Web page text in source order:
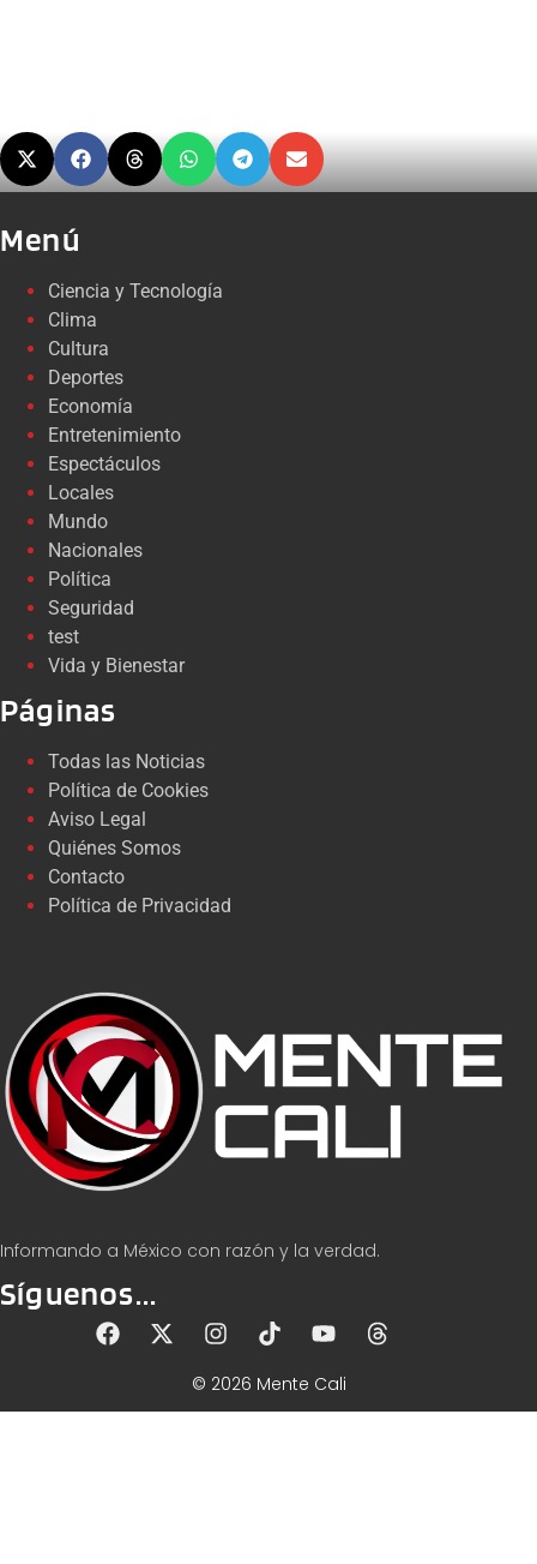
Informando a México con razón y la verdad.
Síguenos...
Menú
Ciencia y Tecnología
Clima
Cultura
Deportes
Economía
Entretenimiento
Espectáculos
Locales
Mundo
Nacionales
Política
Seguridad
test
Vida y Bienestar
Páginas
Todas las Noticias
Política de Cookies
Aviso Legal
Quiénes Somos
Contacto
Política de Privacidad
© 2026 Mente Cali